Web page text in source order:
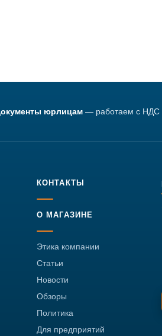
юрлицам — работаем с НДС
КОНТАКТЫ
О МАГАЗИНЕ
Этика компании
Статьи
Новости
Обзоры
Политика
Для предприятий